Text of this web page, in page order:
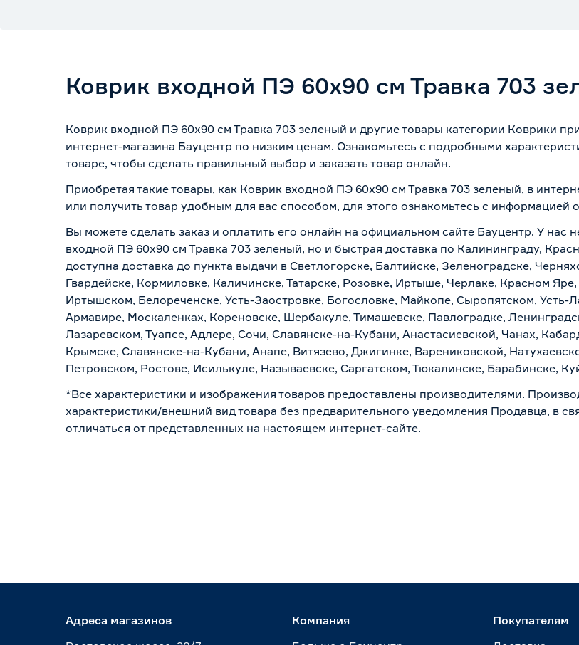
Коврик входной ПЭ 60х90 см Травка 703
Коврик входной ПЭ 60х90 см Травка 703 зеленый и другие товары категории Коврики
интернет-магазина Бауцентр по низким ценам. Ознакомьтесь с подробными
товаре, чтобы сделать правильный выбор и заказать товар онлайн.
Приобретая такие товары, как Коврик входной ПЭ 60х90 см Травка 703 зеленый, в
или получить товар удобным для вас способом, для этого ознакомьтесь с информацией о
Вы можете сделать заказ и оплатить его онлайн на официальном сайте Бауцентр. У нас
входной ПЭ 60х90 см Травка 703 зеленый, но и быстрая доставка по Калининграду,
доступна доставка до пункта выдачи в Светлогорске, Балтийске, Зеленоградске,
Гвардейске, Кормиловке, Каличинске, Татарске, Розовке, Иртыше, Черлаке, Красном
Иртышском, Белореченске, Усть-Заостровке, Богословке, Майкопе, Сыропятском,
Армавире, Москаленках, Кореновске, Шербакуле, Тимашевске, Павлоградке,
Лазаревском, Туапсе, Адлере, Сочи, Славянске-на-Кубани, Анастасиевской, Чанах,
Крымске, Славянске-на-Кубани, Анапе, Витязево, Джигинке, Варениковской,
Петровском, Ростове, Исилькуле, Называевске, Саргатском, Тюкалинске, Барабинске,
*Все характеристики и изображения товаров предоставлены производителями.
характеристики/внешний вид товара без предварительного уведомления Продавца, в
отличаться от представленных на настоящем интернет-сайте.
Адреса магазинов
Компания
Покупателям